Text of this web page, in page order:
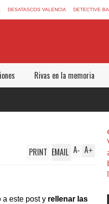
DESATASCOS VALENCIA DETECTIVE
Rivas en la memoria
A+
A-
PRINT EMAIL
a este post y rellenar las